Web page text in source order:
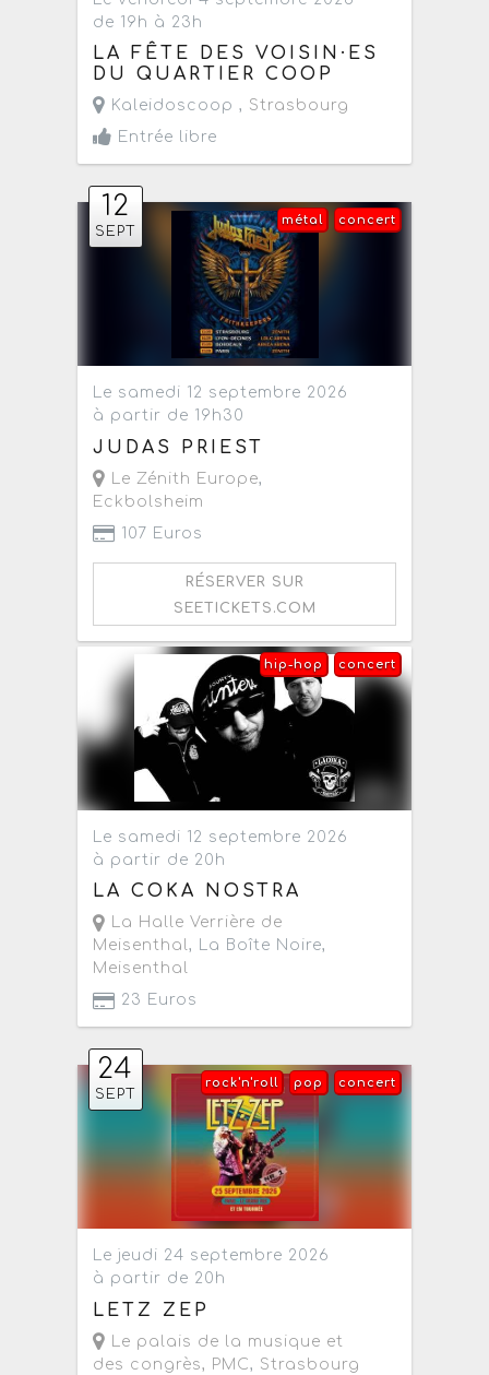
de 19h à 23h
LA FÊTE DES VOISIN·ES
DU QUARTIER COOP
Kaleidoscoop , Strasbourg
Entrée libre
12
SEPT
concert
métal
Le samedi 12 septembre 2026
à partir de 19h30
JUDAS PRIEST
Le Zénith Europe,
Eckbolsheim
107 Euros
RÉSERVER SUR
SEETICKETS.COM
concert
hip-hop
Le samedi 12 septembre 2026
à partir de 20h
LA COKA NOSTRA
La Halle Verrière de
Meisenthal, La Boîte Noire,
Meisenthal
23 Euros
24
SEPT
concert
pop
rock'n'roll
Le jeudi 24 septembre 2026
à partir de 20h
LETZ ZEP
Le palais de la musique et
des congrès, PMC, Strasbourg